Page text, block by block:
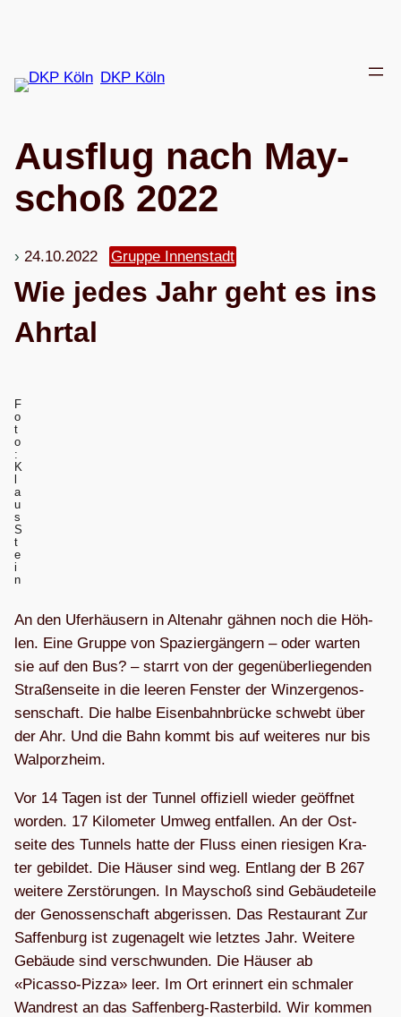
springen
DKP Köln
Aus­flug nach May­
schoß 2022
24.10.2022 Gruppe Innenstadt
Wie jedes Jahr geht es ins
Ahrtal
F
o
t
o
:
K
a
u
s
S
t
e
i
n
An den Ufer­häu­sern in Alte­n­ahr gäh­nen noch die Höh­
len. Eine Gruppe von Spa­zier­gän­gern – oder war­ten
sie auf den Bus? – starrt von der gegen­über­lie­gen­den
Stra­ßen­seite in die lee­ren Fens­ter der Win­zer­ge­nos­
sen­schaft. Die halbe Eisen­bahn­brü­cke schwebt über
der Ahr. Und die Bahn kommt bis auf wei­te­res nur bis
Walporzheim.
Vor 14 Tagen ist der Tun­nel offi­zi­ell wie­der geöff­net
wor­den. 17 Kilo­me­ter Umweg ent­fal­len. An der Ost­
seite des Tun­nels hatte der Fluss einen rie­si­gen Kra­
ter gebil­det. Die Häu­ser sind weg. Ent­lang der B 267
wei­tere Zer­stö­run­gen. In May­schoß sind Gebäu­de­teile
der Genos­sen­schaft abge­ris­sen. Das Restau­rant Zur
Saf­fen­burg ist zuge­na­gelt wie letz­tes Jahr. Wei­tere
Gebäude sind ver­schwun­den. Die Häu­ser ab
«Picasso-Pizza» leer. Im Ort erin­nert ein schma­ler
Wand­rest an das Saf­fen­berg-Ras­ter­bild. Wir kom­men